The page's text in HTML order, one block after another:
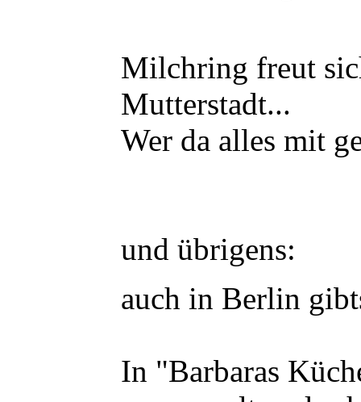
Milchring freut
Mutterstadt...
Wer da alles mit
und übrigens:
auch in Berlin
In "Barbaras